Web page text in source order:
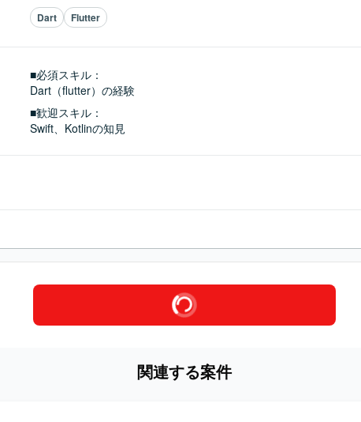
Dart Flutter
■必須スキル：
Dart（flutter）の経験
■歓迎スキル：
Swift、Kotlinの知見
関連する案件